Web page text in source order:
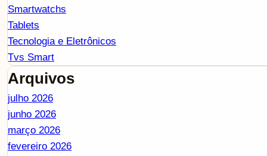
Smartwatchs
Tablets
Tecnologia e Eletrônicos
Tvs Smart
Arquivos
julho 2026
junho 2026
março 2026
fevereiro 2026